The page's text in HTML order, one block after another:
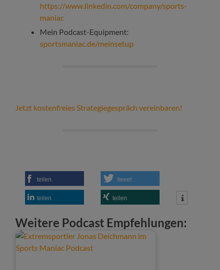
https://www.linkedin.com/company/sports-
maniac
Mein Podcast-Equipment:
sportsmaniac.de/meinsetup
Jetzt kostenfreies Strategiegespräch vereinbaren!
teilen tweet
teilen teilen
Weitere Podcast Empfehlungen: